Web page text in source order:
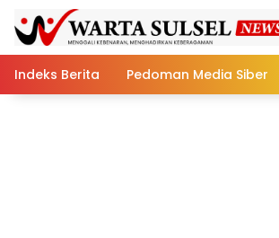
content
Indeks Berita
Pedoman Media Siber